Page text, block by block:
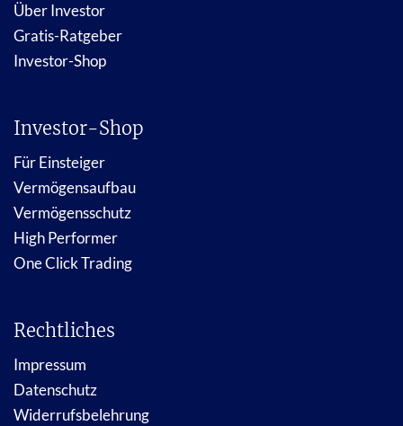
Über Investor
Gratis-Ratgeber
Investor-Shop
Investor-Shop
Für Einsteiger
Vermögensaufbau
Vermögensschutz
High Performer
One Click Trading
Rechtliches
Impressum
Datenschutz
Widerrufsbelehrung